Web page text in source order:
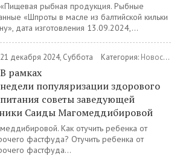
«Пищевая рыбная продукция. Рыбные
«Шпроты в масле из балтийской кильки
дата изготовления 13.09.2024,...
21 декабря 2024, Суббота Категория: Новости
В рамках
недели популяризации здорового
питания советы заведующей
Саиды Магомеддибировой
Как отучить ребенка от
фастфуда? Отучить ребенка от
фастфуда...